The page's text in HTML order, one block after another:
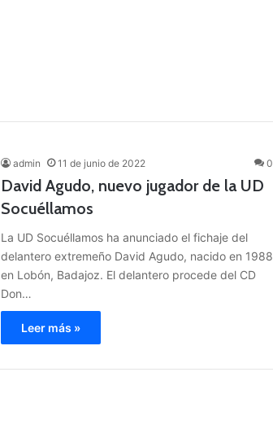
admin 11 de junio de 2022 0
David Agudo, nuevo jugador de la UD
Socuéllamos
La UD Socuéllamos ha anunciado el fichaje del
delantero extremeño David Agudo, nacido en 1988
en Lobón, Badajoz. El delantero procede del CD
Don…
Leer más »